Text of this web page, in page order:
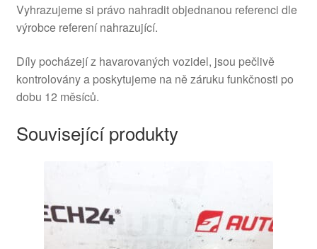
Vyhrazujeme si právo nahradit objednanou referenci dle
výrobce referení nahrazující.
Díly pocházejí z havarovaných vozidel, jsou pečlivě
kontrolovány a poskytujeme na ně záruku funkčnosti po
dobu 12 měsíců.
Související produkty